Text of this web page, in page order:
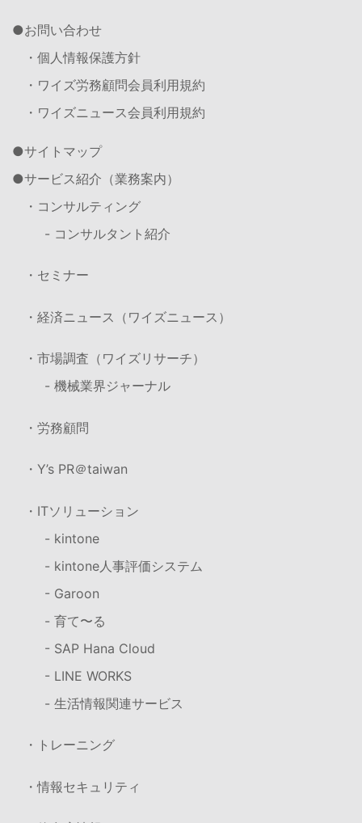
お問い合わせ
・個人情報保護方針
・ワイズ労務顧問会員利用規約
・ワイズニュース会員利用規約
サイトマップ
サービス紹介（業務案内）
・コンサルティング
- コンサルタント紹介
・セミナー
・経済ニュース（ワイズニュース）
・市場調査（ワイズリサーチ）
- 機械業界ジャーナル
・労務顧問
・Y’s PR＠taiwan
・ITソリューション
- kintone
- kintone人事評価システム
- Garoon
- 育て〜る
- SAP Hana Cloud
- LINE WORKS
- 生活情報関連サービス
・トレーニング
・情報セキュリティ